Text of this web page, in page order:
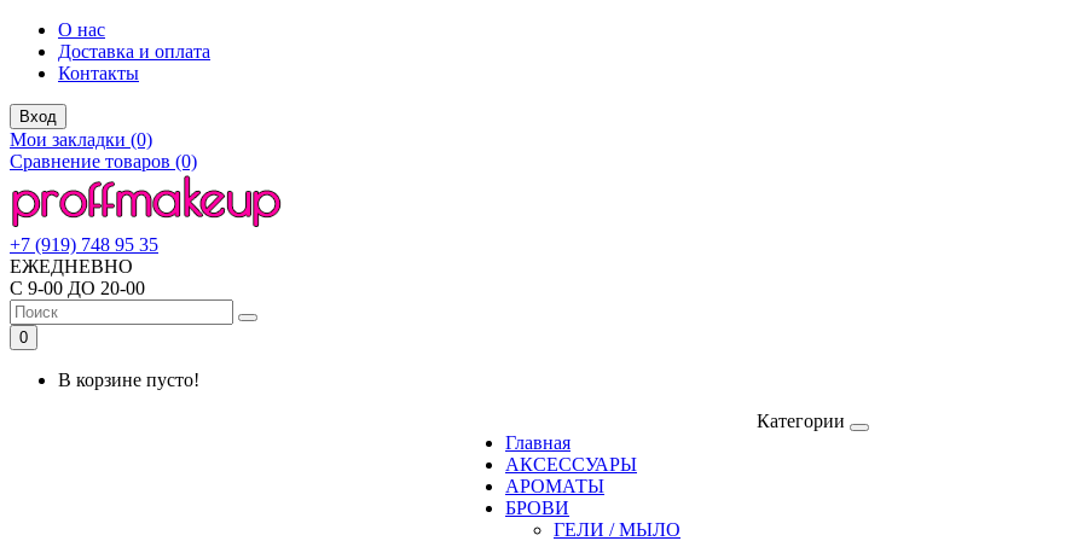
О нас
Доставка и оплата
Контакты
Вход
Мои закладки (0)
Сравнение товаров (0)
+7 (919) 748 95 35
ЕЖЕДНЕВНО
С 9-00 ДО 20-00
0
В корзине пусто!
Категории
Главная
АКСЕССУАРЫ
АРОМАТЫ
БРОВИ
ГЕЛИ / МЫЛО